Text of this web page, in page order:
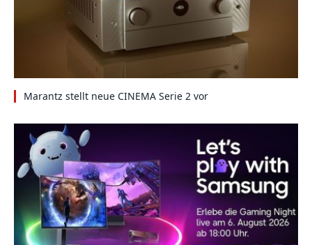
Marantz stellt neue CINEMA Serie 2 vor